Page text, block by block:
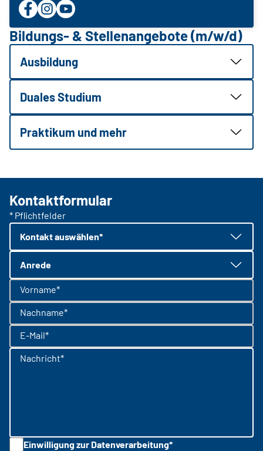
Bildungs- & Stellenangebote (m/w/d)
Ausbildung
Duales Studium
Praktikum und mehr
Kontaktformular
* Pflichtfelder
Kontakt auswählen*
Anrede
Vorname*
Nachname*
E-Mail*
Nachricht*
Einwilligung zur Datenverarbeitung*